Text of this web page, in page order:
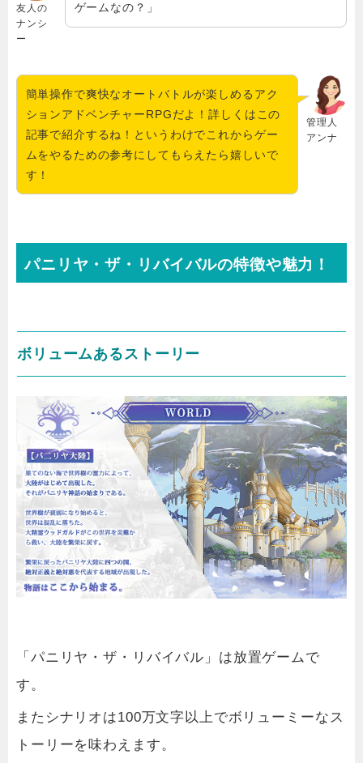
友人の
ナンシ
ー
ゲームなの？」
管理人
アンナ
簡単操作で爽快なオートバトルが楽しめるアク
ションアドベンチャーRPGだよ！詳しくはこの
記事で紹介するね！というわけでこれからゲー
ムをやるための参考にしてもらえたら嬉しいで
す！
パニリヤ・ザ・リバイバルの特徴や魅力！
ボリュームあるストーリー
「パニリヤ・ザ・リバイバル」は放置ゲームで
す。
またシナリオは100万文字以上でボリューミーなス
トーリーを味わえます。